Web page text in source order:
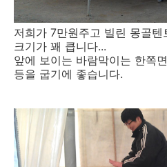
저희가 7만원주고 빌린 몽골
크기가 꽤 큽니다...
앞에 보이는 바람막이는 한쪽
등을 굽기에 좋습니다.